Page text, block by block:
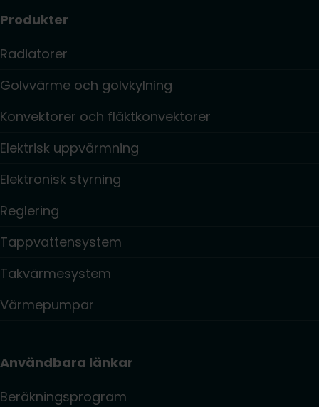
Produkter
Radiatorer
Golvvärme och golvkylning
Konvektorer och fläktkonvektorer
Elektrisk uppvärmning
Elektronisk styrning
Reglering
Tappvattensystem
Takvärmesystem
Värmepumpar
Användbara länkar
Beräkningsprogram